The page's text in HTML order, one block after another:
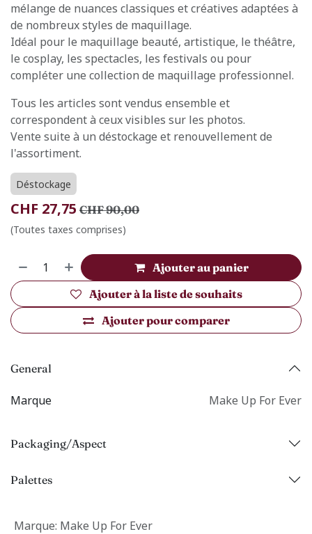
mélange de nuances classiques et créatives adaptées à
de nombreux styles de maquillage.
Idéal pour le maquillage beauté, artistique, le théâtre,
le cosplay, les spectacles, les festivals ou pour
compléter une collection de maquillage professionnel.
Tous les articles sont vendus ensemble et
correspondent à ceux visibles sur les photos.
Vente suite à un déstockage et renouvellement de
l'assortiment.
Déstockage
CHF 27,75 CHF90,00
(Toutes taxes comprises)
Ajouter au panier
Ajouter pour comparer
Ajouter à la liste de souhaits
General
Marque Make Up For Ever
Packaging/Aspect
Palettes
Marque: Make Up For Ever